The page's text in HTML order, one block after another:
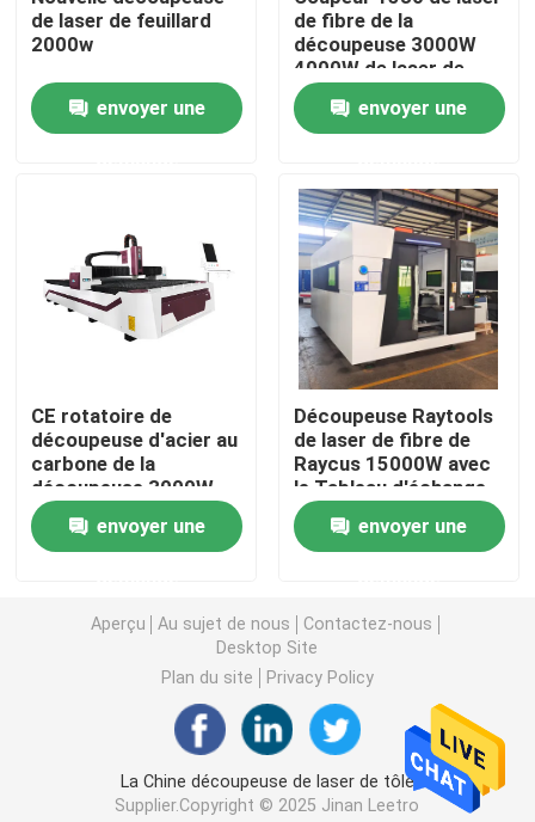
Contact
Machine de découpe laser à fibre
Découpeuse de laser de CO2
découpeuse de laser en métal
Machine en bois de routeur de commande numérique
Machine de routeur de commande numérique par
Machine de routeur de commande numérique par
Machine de découpe au plasma
Machine de revêtement UV
Album faisant la machine
de laser de feuillard
2000w
envoyer une
de fibre de la
découpeuse 3000W
4000W de laser de
fibre
envoyer une
CE rotatoire de
découpeuse d'acier au
carbone de la
découpeuse 3000W
de commande
numérique par
ordinateur de laser de
envoyer une
Découpeuse Raytools
de laser de fibre de
Raycus 15000W avec
le Tableau d'échange
envoyer une
Aperçu Au sujet de nous
Contactez-nous
Desktop Site
Plan du site
Privacy Policy
La Chine découpeuse de laser de tôle
Supplier.Copyright © 2025 Jinan Leetro